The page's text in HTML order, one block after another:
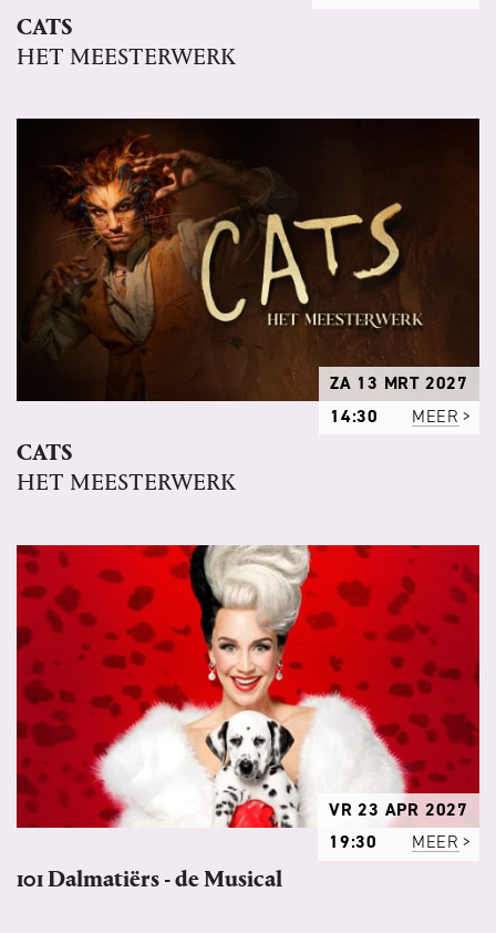
CATS
HET MEESTERWERK
ZA 13 MRT 2027
14:30
MEER
CATS
HET MEESTERWERK
VR 23 APR 2027
19:30
MEER
101 Dalmatiërs - de Musical